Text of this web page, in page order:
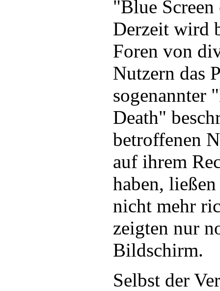
"Blue
Derzeit wird
Foren von
Nutzern das
sogenannter
Death"
betroffenen
auf ihrem
haben,
nicht mehr
zeigten nur
Bildschirm.
Selbst der